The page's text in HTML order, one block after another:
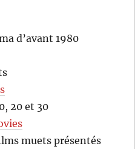
d’avant 1980
20 et 30
muets présentés